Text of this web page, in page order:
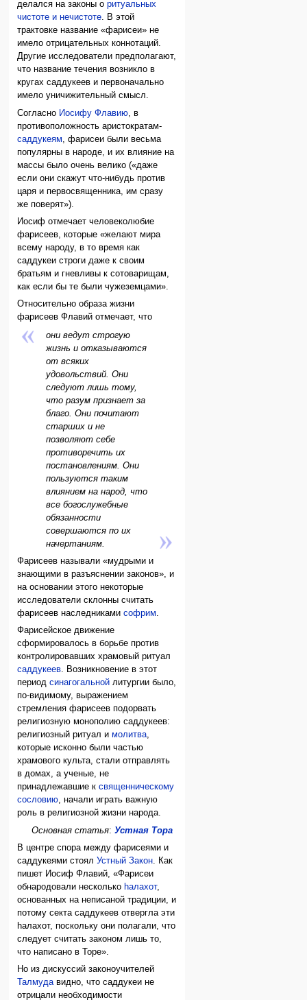
делался на законы оритуальных
чистоте и нечистоте. В этой
трактовке название «фарисеи» не
имело отрицательных коннотаций.
Другие исследователи предполагают,
что название течения возникло в
кругах саддукеев и первоначально
имело уничижительный смысл.
Согласно Иосифу Флавию , в
противоположность аристократам-
саддукеям , фарисеи были весьма
популярны в народе, и их влияние на
массы было очень велико («даже
если они скажут что-нибудь против
царя и первосвященника, им сразу
же поверят»).
Иосиф отмечает человеколюбие
фарисеев, которые «желают мира
всему народу, в то время как
саддукеи строги даже к своим
братьям и гневливы к сотоварищам,
как если бы те были чужеземцами».
Относительно образа жизни
фарисеев Флавий отмечает, что
они ведут строгую
жизнь и отказываются
от всяких
удовольствий. Они
следуют лишь тому,
что разум признает за
благо. Они почитают
старших и не
позволяют себе
противоречить их
постановлениям. Они
пользуются таким
влиянием на народ, что
все богослужебные
обязанности
совершаются по их
начертаниям
Фарисеев называли «мудрыми и
знающими в разъяснении законов», и
на основании этого некоторые
исследователи склонны считать
фарисеев наследникамисофрим.
Фарисейское движение
сформировалось в борьбе против
контролировавших храмовый ритуал
саддукеев. Возникновение в этот
периодсинагогальной литургии было,
по-видимому, выражением
стремления фарисеев подорвать
религиозную монополию саддукеев:
религиозный ритуал имолитва,
которые исконно были частью
храмового культа, стали отправлять
в домах, а ученые, не
принадлежавшие ксвященническому
сословию, начали играть важную
роль в религиозной жизни народа.
Основная статья: Устная Тора
В центре спора между фарисеями и
саддукеями стоялУстный Закон. Как
пишет Иосиф Флавий, «Фарисеи
обнародовали несколько hалахот,
основанных на неписаной традиции, и
потому секта саддукеев отвергла эти
hалахот, поскольку они полагали, что
следует считать законом лишь то,
что написано в Торе».
Но из дискуссий законоучителей
Талмудавидно, что саддукеи не
отрицали необходимости